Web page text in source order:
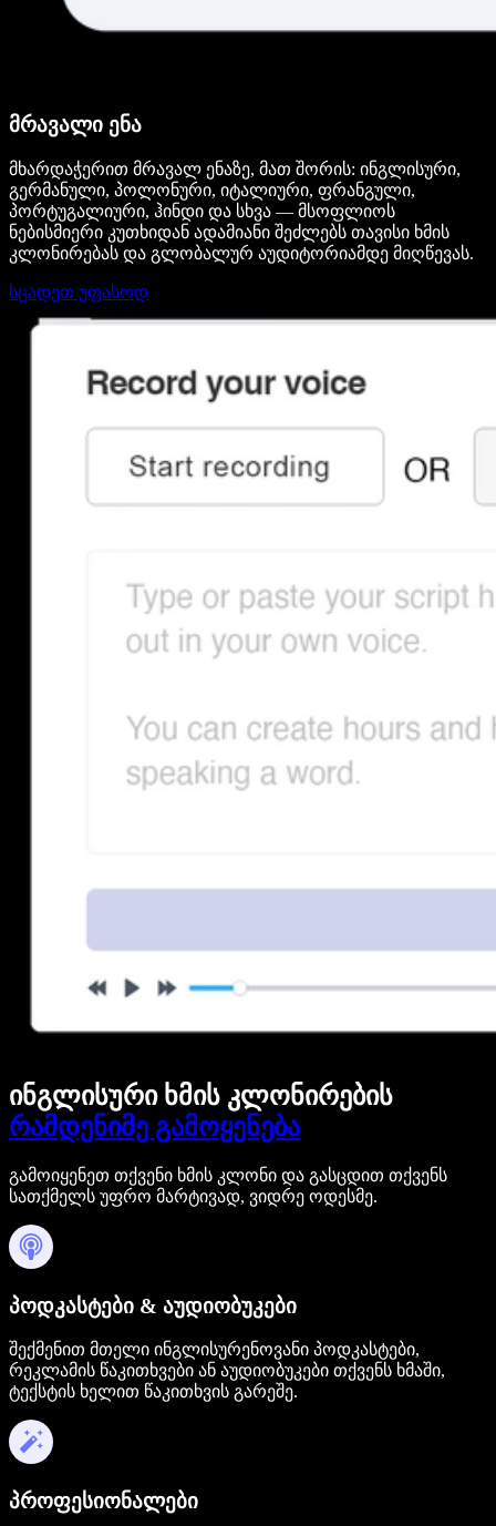
მრავალი ენა
მხარდაჭერით მრავალ ენაზე, მათ შორის: ინგლისური,
გერმანული, პოლონური, იტალიური, ფრანგული,
პორტუგალიური, ჰინდი და სხვა — მსოფლიოს
ნებისმიერი კუთხიდან ადამიანი შეძლებს თავისი ხმის
კლონირებას და გლობალურ აუდიტორიამდე მიღწევას.
სცადეთ უფასოდ
ინგლისური ხმის კლონირების
რამდენიმე გამოყენება
გამოიყენეთ თქვენი ხმის კლონი და გასცდით თქვენს
სათქმელს უფრო მარტივად, ვიდრე ოდესმე.
პოდკასტები & აუდიობუკები
შექმენით მთელი ინგლისურენოვანი პოდკასტები,
რეკლამის წაკითხვები ან აუდიობუკები თქვენს ხმაში,
ტექსტის ხელით წაკითხვის გარეშე.
პროფესიონალები